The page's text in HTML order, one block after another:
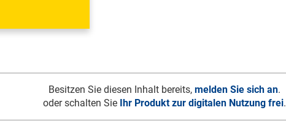
Besitzen Sie diesen Inhalt bereits, melden Sie sich an.
oder schalten Sie Ihr Produkt zur digitalen Nutzung frei.